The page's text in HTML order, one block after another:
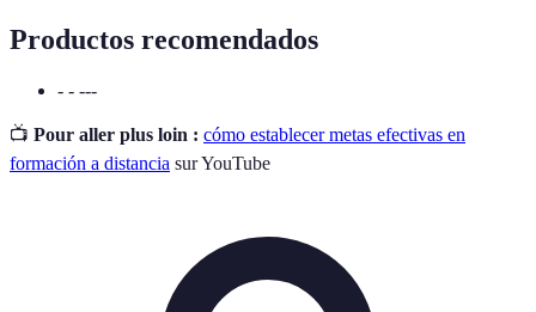
Productos recomendados
- - ---
📺 Pour aller plus loin : cómo establecer metas efectivas en
formación a distancia sur YouTube